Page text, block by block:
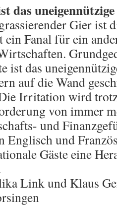
das
Gier ist
Fanal für ein
ist das
auf die Wand
Irritation wird
von immer
und
Englisch und
Gäste eine
Link und Klaus